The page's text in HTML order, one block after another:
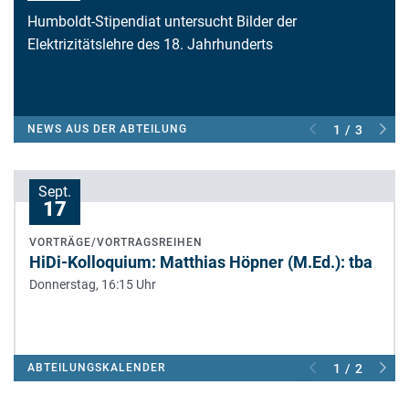
Humboldt-Stipendiat untersucht Bilder der
Elektrizitätslehre des 18. Jahrhunderts
NEWS AUS DER ABTEILUNG 1 / 3
Sept.
17
VORTRÄGE/VORTRAGSREIHEN
HiDi-Kolloquium: Matthias Höpner (M.Ed.): tba
Donnerstag, 16:15 Uhr
ABTEILUNGSKALENDER 1 / 2